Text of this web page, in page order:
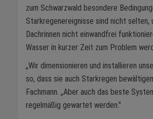
zum Schwarzwald besondere
Starkregenereignisse sind nicht selten,
Dachrinnen nicht einwandfrei
Wasser in kurzer Zeit zum Problem
„Wir dimensionieren und installieren
so, dass sie auch Starkregen
Fachmann. „Aber auch das beste
regelmäßig gewartet werden."